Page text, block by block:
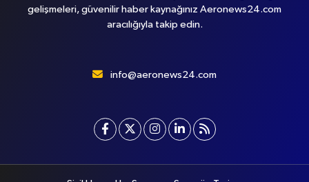
gelişmeleri, güvenilir haber kaynağınız Aeronews24.com
aracılığıyla takip edin.
info@aeronews24.com